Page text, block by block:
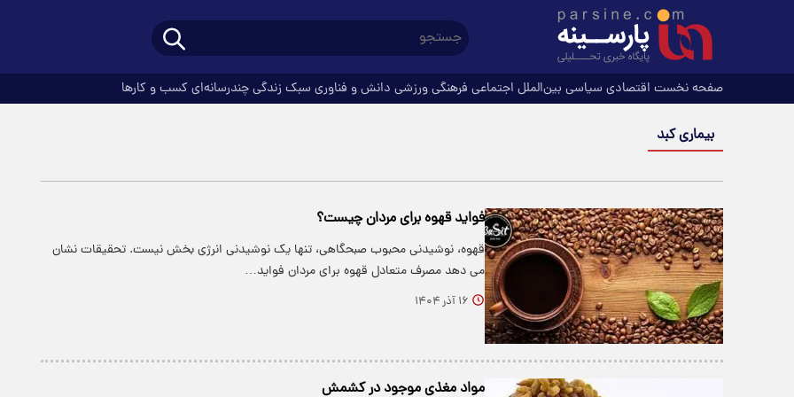
صفحه نخست اقتصادی سیاسی بین‌الملل اجتماعی فرهنگیورزشی دانش و فناوری سبک زندگیچندرسانه‌ای کسب و کارها
بیماری کبد
فواید قهوه برای مردان چیست؟
قهوه، نوشیدنی محبوب صبحگاهی، تنها یک نوشیدنی انرژی بخش نیست. تحقیقات نشان
می دهد مصرف متعادل قهوه برای مردان فواید…
۱۶ آذر ۱۴۰۴
مواد مغذی موجود در کشمش